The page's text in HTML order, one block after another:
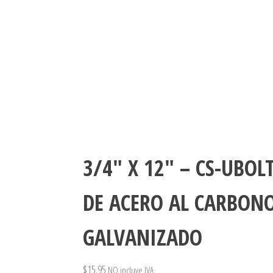
3/4″ X 12″ – CS-
DE ACERO AL
GALVANIZADO
$15.95 NO incluye IVA